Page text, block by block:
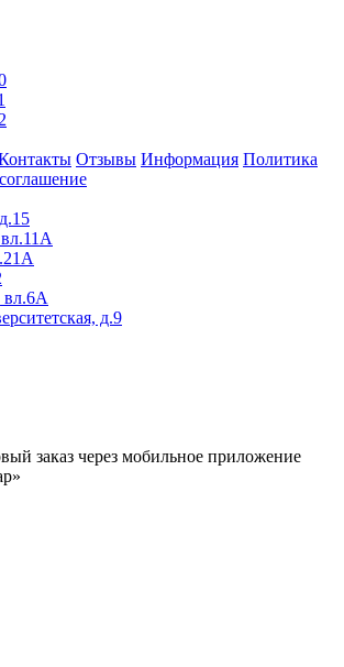
Отзывы Информация Политика
д.9
заказ через мобильное приложение